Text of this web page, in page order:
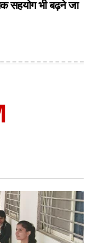
सहयोग भी बढ़ने जा